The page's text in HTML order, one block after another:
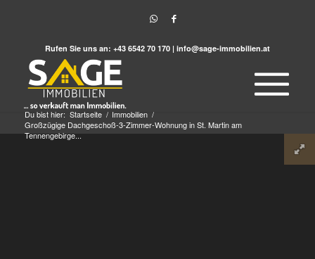
Rufen Sie uns an: +43 6542 70 170 | info@sage-immobilien.at
Du bist hier: Startseite / Immobilien /
Großzügige Dachgeschoß-3-Zimmer-Wohnung in St. Martin am
Tennengebirge...